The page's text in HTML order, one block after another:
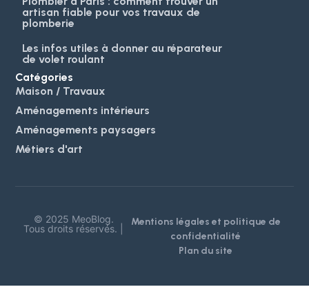
artisan fiable pour vos travaux de
plomberie
Les infos utiles à donner au réparateur
de volet roulant
Catégories
Maison / Travaux
Aménagements intérieurs
Aménagements paysagers
Métiers d'art
© 2025 MeoBlog.
Tous droits réservés. |
Mentions légales et politique de
confidentialité
Plan du site